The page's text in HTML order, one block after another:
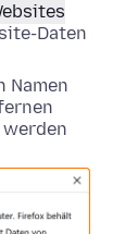
Daten
Namen